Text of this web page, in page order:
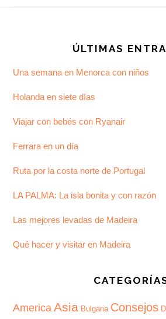
ÚLTIMAS
Una semana en Menorca con niños
Holanda en siete días
Viajar con bebés con Ryanair
Ferrara en un día
Ruta por la costa norte de Portugal
LA PALMA: La isla bonita y con razón
Las mejores levadas de Madeira
Qué hacer y visitar en Madeira
America Asia Bulgaria Consejos